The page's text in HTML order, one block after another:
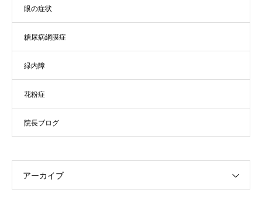
眼の症状
糖尿病網膜症
緑内障
花粉症
院長ブログ
アーカイブ